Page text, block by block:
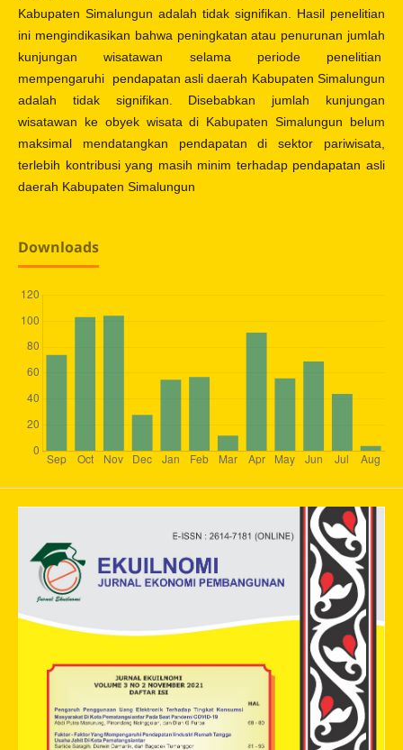
Kabupaten Simalungun adalah tidak signifikan. Hasil penelitian
ini mengindikasikan bahwa peningkatan atau penurunan jumlah
kunjungan wisatawan selama periode penelitian
mempengaruhi pendapatan asli daerah Kabupaten Simalungun
adalah tidak signifikan. Disebabkan jumlah kunjungan
wisatawan ke obyek wisata di Kabupaten Simalungun belum
maksimal mendatangkan pendapatan di sektor pariwisata,
terlebih kontribusi yang masih minim terhadap pendapatan asli
daerah Kabupaten Simalungun
Downloads